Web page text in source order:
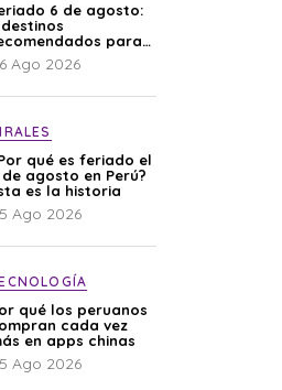
6 de agosto:
para
el descanso
Ago 2026
qué es feriado el
de agosto en Perú?
es la historia
Ago 2026
qué los peruanos
cada vez
en apps chinas
Ago 2026